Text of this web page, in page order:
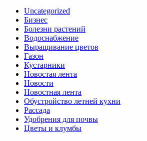
Uncategorized
Бизнес
Болезни растений
Водоснабжение
Выращивание цветов
Газон
Кустарники
Новостая лента
Новости
Новостная лента
Обустройство летней кухни
Рассада
Удобрения для почвы
Цветы и клумбы